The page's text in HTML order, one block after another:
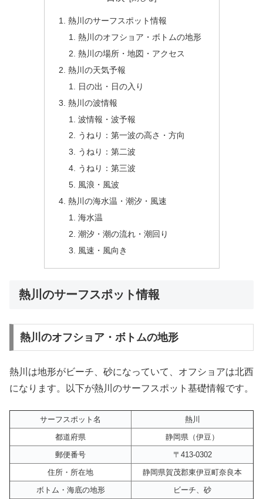
熱川のサーフスポット情報
熱川のオフショア・ボトムの地形
熱川の場所・地図・アクセス
熱川の天気予報
日の出・日の入り
熱川の波情報
波情報・波予報
うねり：第一波の高さ・方向
うねり：第二波
うねり：第三波
風浪・風波
熱川の海水温・潮汐・風速
海水温
潮汐・潮の流れ・潮回り
風速・風向き
熱川のサーフスポット情報
熱川のオフショア・ボトムの地形
熱川は地形がビーチ、砂になっていて、オフショアは北西
になります。以下が熱川のサーフスポット基礎情報です。
サーフスポット名
熱川
都道府県
静岡県（伊豆）
郵便番号
〒413-0302
住所・所在地
静岡県賀茂郡東伊豆町奈良本
ボトム・海底の地形
ビーチ、砂